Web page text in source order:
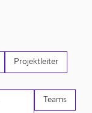
Projektleiter
Teams